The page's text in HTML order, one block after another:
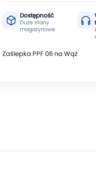
Dostępność
Duże stany
magazynowe
Zaślepka PPF 06 na Wąż